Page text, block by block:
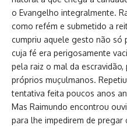
o Evangelho integralmente.
como refém e submetido a
cumpriu aquele gesto não só
cuja fé era perigosamente
pela raiz o mal da
próprios muçulmanos.
tentativa feita poucos anos
Mas Raimundo encontrou
para lhe impedirem de pregar